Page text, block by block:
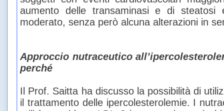
aumento delle transaminasi e di steatosi
moderato, senza però alcuna alterazioni in
Approccio nutraceutico
perché
Il Prof. Saitta ha discusso la possibilità di
il trattamento delle ipercolesterolemie. I